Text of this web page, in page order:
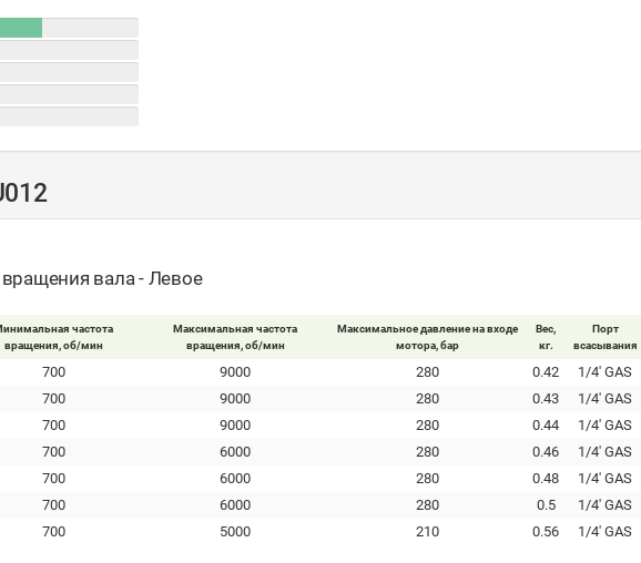
вала - Левое
частота
вращения, об/мин
Максимальная частота
вращения, об/мин
Максимальное давление на входе
мотора, бар
Вес,
кг.
Порт
всасывания
700 9000 280 0.42
1/4' GAS
700 9000 280 0.43
1/4' GAS
700 9000 280 0.44
1/4' GAS
700 6000 280 0.46
1/4' GAS
700 6000 280 0.48
1/4' GAS
700 6000 280 0.5
1/4' GAS
700 5000 210 0.56 1/4' GAS